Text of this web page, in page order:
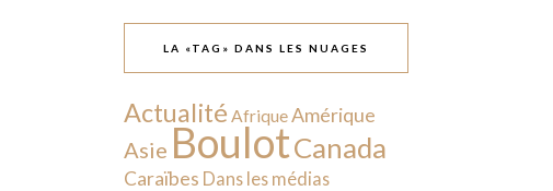
LA «TAG» DANS LES NUAGES
Actualité AfriqueAmérique
Asie BoulotCanada
Caraïbes Dans les médias